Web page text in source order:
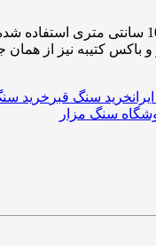
کتیبه نیز از
خرید سنگ قبر خرید
سنگ مزار